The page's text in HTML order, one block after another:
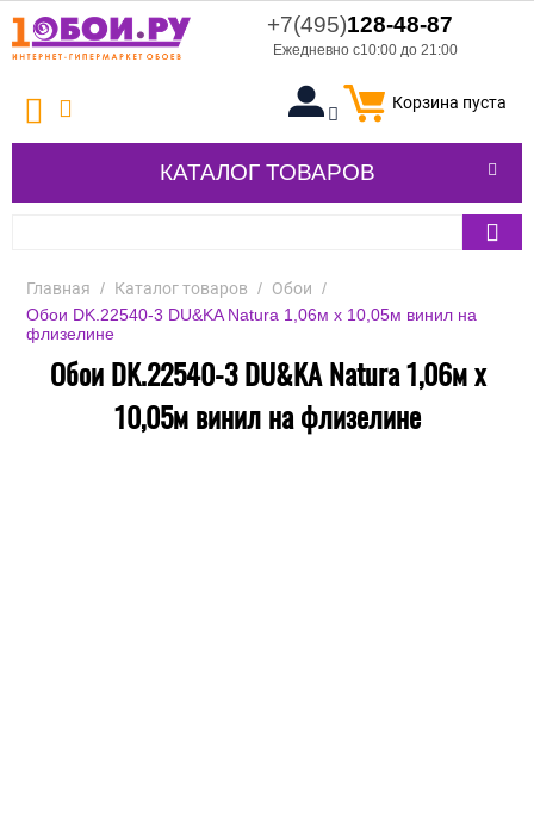
+7(495)128-48-87
Ежедневно с10:00 до 21:00
Корзина пуста
КАТАЛОГ ТОВАРОВ
Главная / Каталог товаров / Обои /
Обои DK.22540-3 DU&KA Natura 1,06м х 10,05м винил на
флизелине
Обои DK.22540-3 DU&KA Natura 1,06м х
10,05м винил на флизелине